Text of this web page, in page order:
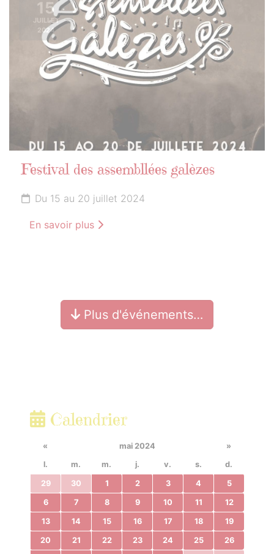
15
JUILLET
2024
Festival des assembllées galèzes
Du 15 au 20 juillet 2024
En savoir plus
Plus d'événements…
Calendrier
« mai 2024
»
l.
m. m. j. v. s. d.
29 30 1 2 3 4 5
6 7 8 9 10 11 12
13 14 15 16 17 18 19
20 21 22 23 24 25 26